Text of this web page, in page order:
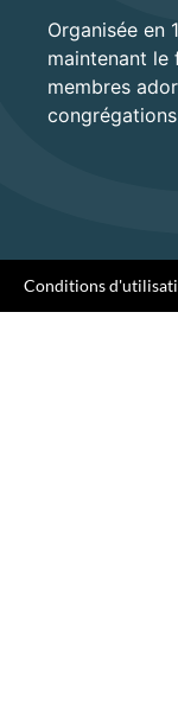
Organisée en
maintenant le
membres
Conditions